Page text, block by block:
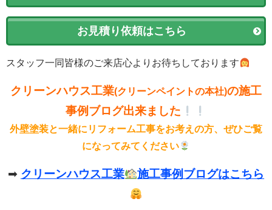
お見積り依頼はこちら
スタッフ一同皆様のご来店心よりお待ちしております
クリーンハウス工業(クリーンペイントの本社)の施工
事例ブログ出来ました
外壁塗装と一緒にリフォーム工事をお考えの方、ぜひご覧
になってみてください
➡ クリーンハウス工業 施工事例ブログはこちら